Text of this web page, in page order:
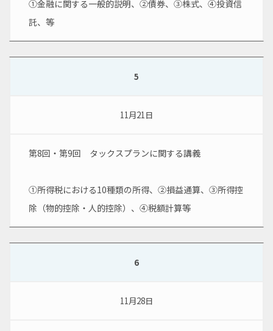
①金融に関する一般的説明、②債券、③株式、④投資信
託、等
5
11月21日
第8回・第9回　タックスプランに関する講義
①所得税における10種類の所得、②損益通算、③所得控
除（物的控除・人的控除）、④税額計算等
6
11月28日